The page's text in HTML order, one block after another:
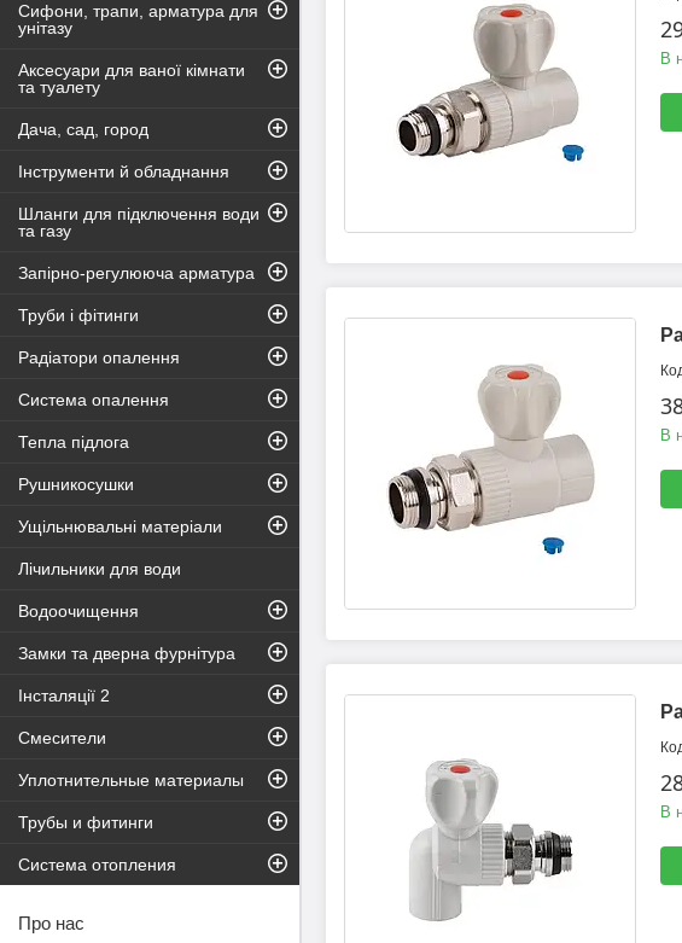
В
В
В
Сифони, трапи, арматура для
унітазу
Аксесуари для ваної кімнати
та туалету
Дача, сад, город
Інструменти й обладнання
Шланги для підключення води
та газу
Запірно-регулююча арматура
Труби і фітинги
Радіатори опалення
Система опалення
Тепла підлога
Рушникосушки
Ущільнювальні матеріали
Лічильники для води
Водоочищення
Замки та дверна фурнітура
Інсталяції 2
Смесители
Уплотнительные материалы
Трубы и фитинги
Система отопления
Про нас